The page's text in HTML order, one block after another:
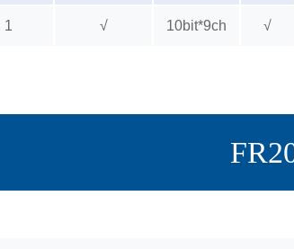
1 √ 10bit*9ch √